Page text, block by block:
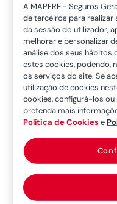
23/11/21
O carro pode ser o
outros estão a
importantes. Não é
que alguém utilize
desempenhar a
mesmo, o use na
Ler mais
Qual é a
cadeiras auto
Qual é a finalidade
podemos encontrar
A MAPFRE - Seguros
de terceiros para realizar
da sessão do utilizador,
melhorar e personalizar
análise dos seus hábitos
estes cookies, podendo,
os serviços do site. Se
utilização de cookies
cookies, configurá-los ou
pretenda mais
Política de Cookiese